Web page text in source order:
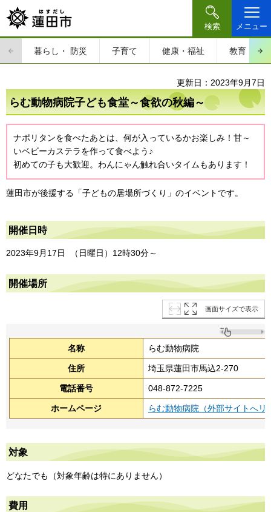
検索 メニュー
暮らし・ 防災 子育て 健康・福祉 教育・文
更新日：2023年9月7日
らむ動物病院子ども食堂～食欲の秋編～
ナポリタンを食べたあとは、何が入っているかお楽しみ！甘～
いベビーカステラを作って食べよう♪
初めての子も大歓迎。わんにゃん触れ合いタイムもあります！
蓮田市が後援する「子どもの居場所づくり」のイベントです。
開催日時
2023年9月17日 （日曜日）12時30分～
開催場所
画面サイズで表示
名称 らむ動物病院
住所 埼玉県蓮田市馬込2-270
電話番号 048-872-7225
ホームページ らむ動物病院（外部サイトへリ
対象
どなたでも（対象年齢は特にありません）
費用